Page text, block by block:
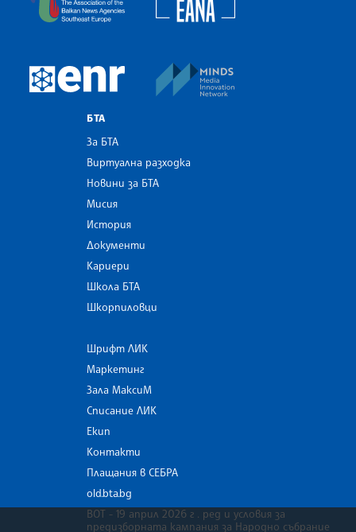
European Newsroom
БТА
За БТА
Виртуална разходка
Новини за БТА
Мисия
История
Документи
Кариери
Школа БТА
Шкорпиловци
Шрифт ЛИК
Маркетинг
Зала МаксиМ
Списание ЛИК
Екип
Контакти
Плащания в СЕБРА
old.bta.bg
ВОТ - 19 април 2026 г . ред и условия за
предизборната кампания за Народно събрание